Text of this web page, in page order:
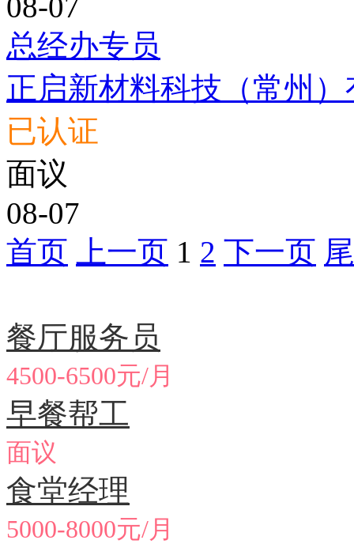
总经办专员
正启新材料科技（常州
已认证
面议
08-07
首页
上一页 1 2 下一页
餐厅服务员
4500-6500元/月
早餐帮工
面议
食堂经理
5000-8000元/月